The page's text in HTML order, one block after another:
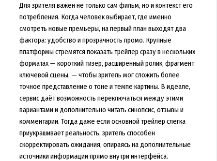
Для зрителя важен не только сам фильм, но и контекст его
потребления. Когда человек выбирает, где именно
смотреть новые премьеры, на первый план выходят два
фактора: удобство и прозрачность промо. Крупные
платформы стремятся показать трейлер сразу в нескольких
форматах — короткий тизер, расширенный ролик, фрагмент
ключевой сцены, — чтобы зритель мог сложить более
точное представление о тоне и темпе картины. В идеале,
сервис даёт возможность переключаться между этими
вариантами и дополнительно читать синопсис, отзывы и
комментарии. Тогда даже если основной трейлер слегка
приукрашивает реальность, зритель способен
скорректировать ожидания, опираясь на дополнительные
источники информации прямо внутри интерфейса.